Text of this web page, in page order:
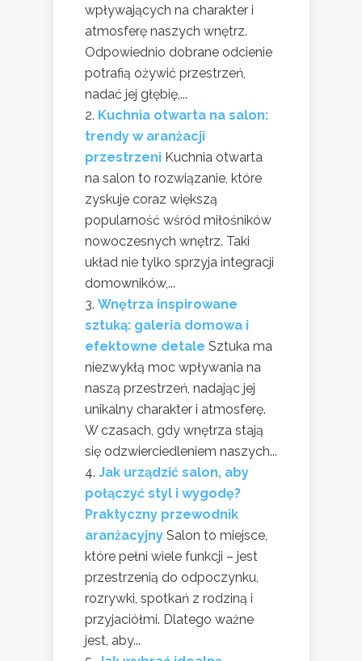
wpływających na charakter i
atmosferę naszych wnętrz.
Odpowiednio dobrane odcienie
potrafią ożywić przestrzeń,
nadać jej głębię,...
Kuchnia otwarta na salon:
trendy w aranżacji
przestrzeni Kuchnia otwarta
na salon to rozwiązanie, które
zyskuje coraz większą
popularność wśród miłośników
nowoczesnych wnętrz. Taki
układ nie tylko sprzyja integracji
domowników,...
Wnętrza inspirowane
sztuką: galeria domowa i
efektowne detale Sztuka ma
niezwykłą moc wpływania na
naszą przestrzeń, nadając jej
unikalny charakter i atmosferę.
W czasach, gdy wnętrza stają
się odzwierciedleniem naszych...
Jak urządzić salon, aby
połączyć styl i wygodę?
Praktyczny przewodnik
aranżacyjny Salon to miejsce,
które pełni wiele funkcji – jest
przestrzenią do odpoczynku,
rozrywki, spotkań z rodziną i
przyjaciółmi. Dlatego ważne
jest, aby...